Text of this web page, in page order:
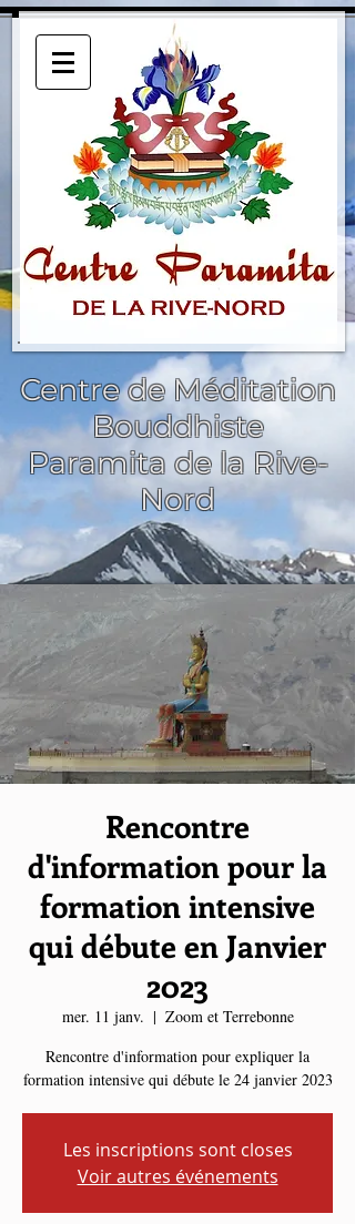
Centre de Méditation
Bouddhiste
Paramita de la Rive-
Nord
Rencontre
d'information pour la
formation intensive
qui débute en Janvier
2023
mer. 11 janv.
  |
Zoom et Terrebonne
Rencontre d'information pour expliquer la
formation intensive qui débute le 24 janvier 2023
Les inscriptions sont closes
Voir autres événements